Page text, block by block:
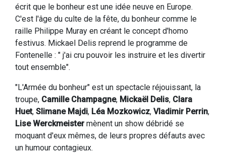
écrit que le bonheur est une idée neuve en Europe.
C'est l'âge du culte de la fête, du bonheur comme le
raille Philippe Muray en créant le concept d'homo
festivus. Mickael Delis reprend le programme de
Fontenelle : " j'ai cru pouvoir les instruire et les divertir
tout ensemble".
"L'Armée du bonheur" est un spectacle réjouissant, la
troupe, Camille Champagne, Mickaël Delis, Clara
Huet, Slimane Majdi, Léa Mozkowicz, Vladimir Perrin,
Lise Werckmeistermènent un show débridé se
moquant d'eux mêmes, de leurs propres défauts avec
un humour contagieux.